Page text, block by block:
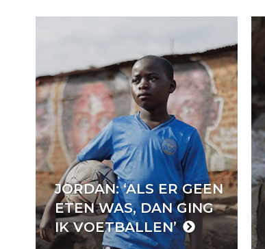
JORDAN: ‘ALS ER GEEN
ETEN WAS, DAN GING
IK VOETBALLEN’